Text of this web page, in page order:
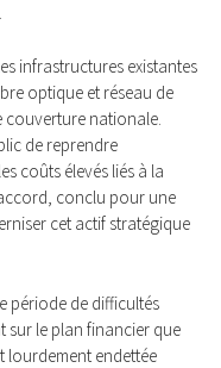
infrastructures existantes
optique et réseau de
couverture nationale.
de reprendre
coûts élevés liés à la
conclu pour une
cet actif stratégique
période de difficultés
sur le plan financier que
lourdement endettée